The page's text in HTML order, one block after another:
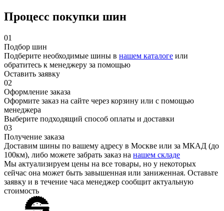
Процесс покупки шин
01
Подбор шин
Подберите необходимые шины в нашем каталоге или
обратитесь к менеджеру за помощью
Оставить заявку
02
Оформление заказа
Оформите заказ на сайте через корзину или с помощью
менеджера
Выберите подходящий способ оплаты и доставки
03
Получение заказа
Доставим шины по вашему адресу в Москве или за МКАД (до
100км), либо можете забрать заказ на нашем складе
Мы актуализируем цены на все товары, но у некоторых
сейчас она может быть завышенная или заниженная. Оставьте
заявку и в течение часа менеджер сообщит актуальную
стоимость